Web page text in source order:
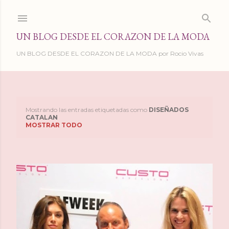
UN BLOG DESDE EL CORAZON DE LA MODA
UN BLOG DESDE EL CORAZON DE LA MODA por Rocio Vivas
t
r
Mostrando las entradas etiquetadas como DISEÑADOS
CATALAN
MOSTRAR TODO